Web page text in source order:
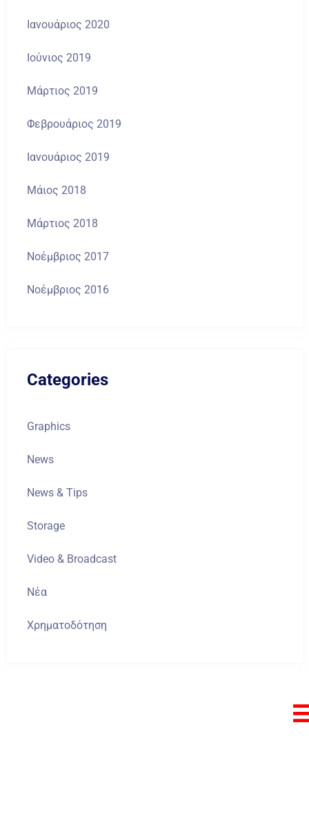
Ιανουάριος 2020
Ιούνιος 2019
Μάρτιος 2019
Φεβρουάριος 2019
Ιανουάριος 2019
Μάιος 2018
Μάρτιος 2018
Νοέμβριος 2017
Νοέμβριος 2016
Categories
Graphics
News
News & Tips
Storage
Video & Broadcast
Νέα
Χρηματοδότηση